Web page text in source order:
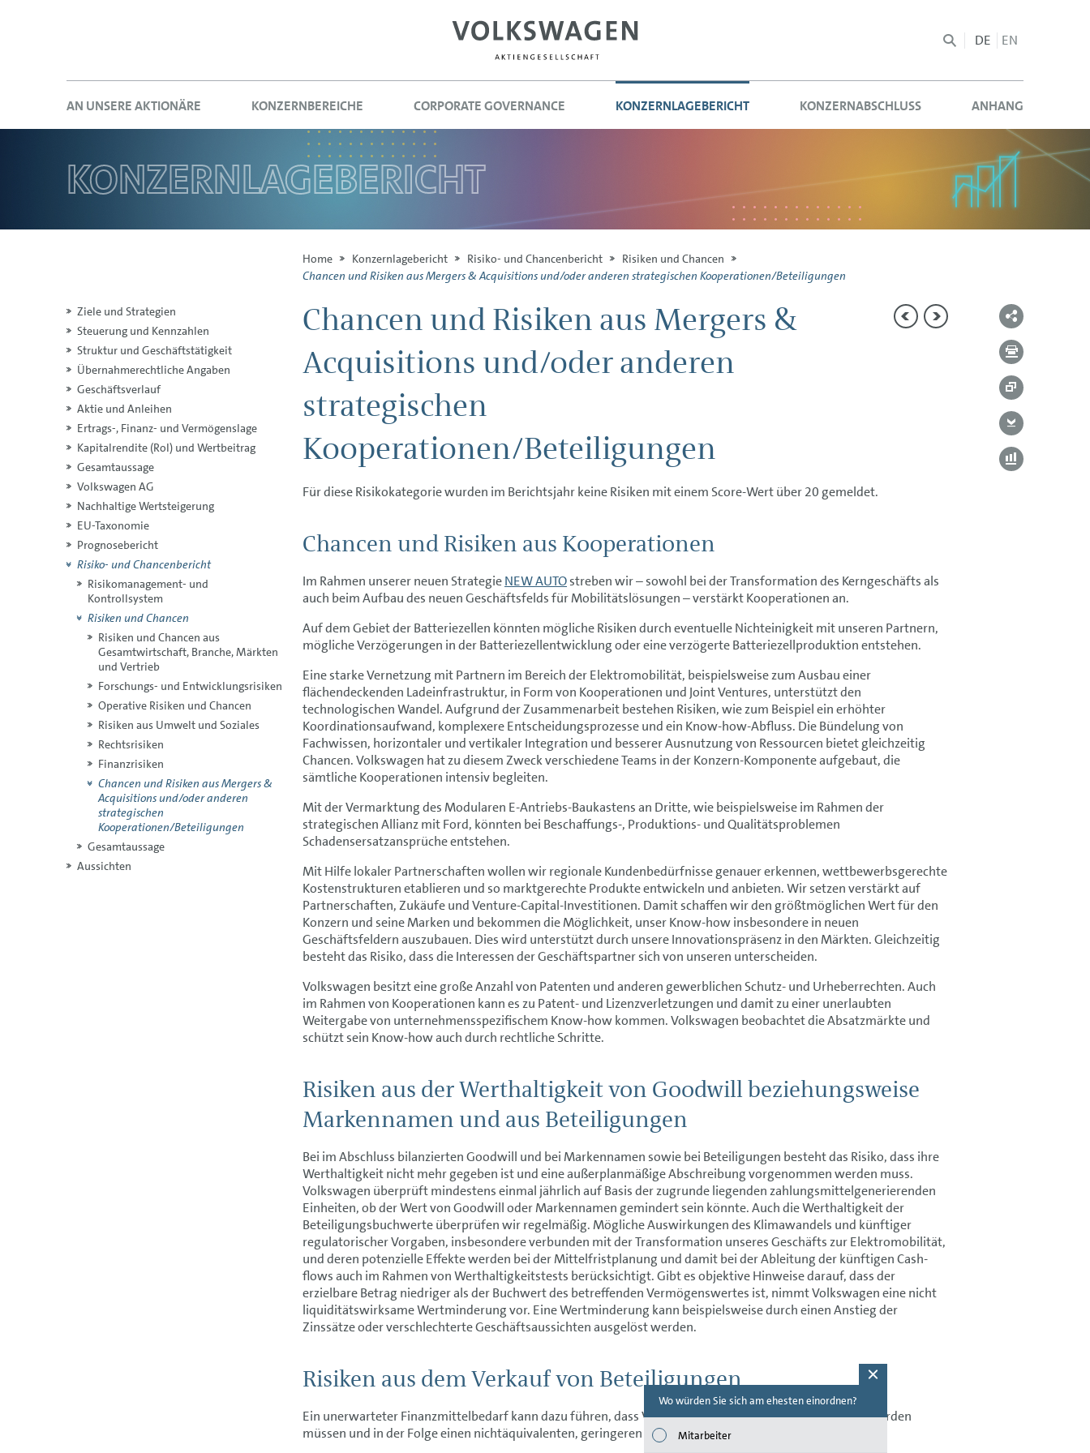
DE EN
Search: Submit
AN UNSERE AKTIONÄRE KONZERN­BEREICHE CORPORATE GOVERNANCE KONZERN­LAGEBERICHT KONZERN­ABSCHLUSS ANHANG
KONZERN­LAGEBERICHT
Home Konzern­lagebericht Risiko- und Chancenbericht Risiken und Chancen
Chancen und Risiken aus Mergers & Acquisitions und/oder anderen strategischen Kooperationen/Beteiligungen
Ziele und Strategien
Steuerung und Kennzahlen
Struktur und Geschäftstätigkeit
Übernahmerechtliche Angaben
Geschäftsverlauf
Aktie und Anleihen
Ertrags-, Finanz- und Vermögenslage
Kapitalrendite (RoI) und Wertbeitrag
Gesamtaussage
Volkswagen AG
Nachhaltige Wertsteigerung
EU-Taxonomie
Prognosebericht
Risiko- und Chancenbericht
Risikomanagement- und
Kontrollsystem
Risiken und Chancen
Risiken und Chancen aus
Gesamtwirtschaft, Branche, Märkten
und Vertrieb
Forschungs- und Entwicklungsrisiken
Operative Risiken und Chancen
Risiken aus Umwelt und Soziales
Rechtsrisiken
Finanzrisiken
Chancen und Risiken aus Mergers &
Acquisitions und/oder anderen
strategischen
Kooperationen/Beteiligungen
Gesamtaussage
Aussichten
Chancen und Risiken aus Mergers &
Acquisitions und/oder anderen
strategischen
Kooperationen/Beteiligungen
Finanzrisiken
Gesamtaussage zur Risiko-
Für diese Risikokategorie wurden im Berichtsjahr keine Risiken mit einem Score-Wert über 20 gemeldet.
Chancen und Risiken aus Kooperationen
Im Rahmen unserer neuen StrategieNEW AUTOstreben wir – sowohl bei der Transformation des Kerngeschäfts als
auch beim Aufbau des neuen Geschäftsfelds für Mobilitätslösungen – verstärkt Kooperationen an.
Auf dem Gebiet der Batteriezellen könnten mögliche Risiken durch eventuelle Nichteinigkeit mit unseren Partnern,
mögliche Verzögerungen in der Batteriezellentwicklung oder eine verzögerte Batteriezellproduktion entstehen.
Eine starke Vernetzung mit Partnern im Bereich der Elektromobilität, beispielsweise zum Ausbau einer
flächendeckenden Ladeinfrastruktur, in Form von Kooperationen und Joint Ventures, unterstützt den
technologischen Wandel. Aufgrund der Zusammenarbeit bestehen Risiken, wie zum Beispiel ein erhöhter
Koordinationsaufwand, komplexere Entscheidungsprozesse und ein Know-how-Abfluss. Die Bündelung von
Fachwissen, horizontaler und vertikaler Integration und besserer Ausnutzung von Ressourcen bietet gleichzeitig
Chancen. Volkswagen hat zu diesem Zweck verschiedene Teams in der Konzern-Komponente aufgebaut, die
sämtliche Kooperationen intensiv begleiten.
Mit der Vermarktung des Modularen E-Antriebs-Baukastens an Dritte, wie beispielsweise im Rahmen der
strategischen Allianz mit Ford, könnten bei Beschaffungs-, Produktions- und Qualitätsproblemen
Schadensersatzansprüche entstehen.
Mit Hilfe lokaler Partnerschaften wollen wir regionale Kundenbedürfnisse genauer erkennen, wettbewerbsgerechte
Kostenstrukturen etablieren und so marktgerechte Produkte entwickeln und anbieten. Wir setzen verstärkt auf
Partnerschaften, Zukäufe und Venture-Capital-Investitionen. Damit schaffen wir den größtmöglichen Wert für den
Konzern und seine Marken und bekommen die Möglichkeit, unser Know-how insbesondere in neuen
Geschäftsfeldern auszubauen. Dies wird unterstützt durch unsere Innovationspräsenz in den Märkten. Gleichzeitig
besteht das Risiko, dass die Interessen der Geschäftspartner sich von unseren unterscheiden.
Volkswagen besitzt eine große Anzahl von Patenten und anderen gewerblichen Schutz- und Urheberrechten. Auch
im Rahmen von Kooperationen kann es zu Patent- und Lizenzverletzungen und damit zu einer unerlaubten
Weitergabe von unternehmensspezifischem Know-how kommen. Volkswagen beobachtet die Absatzmärkte und
schützt sein Know-how auch durch rechtliche Schritte.
Risiken aus der Werthaltigkeit von Goodwill beziehungsweise
Markennamen und aus Beteiligungen
Bei im Abschluss bilanzierten Goodwill und bei Markennamen sowie bei Beteiligungen besteht das Risiko, dass ihre
Werthaltigkeit nicht mehr gegeben ist und eine außerplanmäßige Abschreibung vorgenommen werden muss.
Volkswagen überprüft mindestens einmal jährlich auf Basis der zugrunde liegenden zahlungsmittelgenerierenden
Einheiten, ob der Wert von Goodwill oder Markennamen gemindert sein könnte. Auch die Werthaltigkeit der
Beteiligungsbuchwerte überprüfen wir regelmäßig. Mögliche Auswirkungen des Klimawandels und künftiger
regulatorischer Vorgaben, insbesondere verbunden mit der Transformation unseres Geschäfts zur Elektromobilität,
und deren potenzielle Effekte werden bei der Mittelfristplanung und damit bei der Ableitung der künftigen Cash-
flows auch im Rahmen von Werthaltigkeitstests berücksichtigt. Gibt es objektive Hinweise darauf, dass der
erzielbare Betrag niedriger als der Buchwert des betreffenden Vermögenswertes ist, nimmt Volkswagen eine nicht
liquiditätswirksame Wertminderung vor. Eine Wertminderung kann beispielsweise durch einen Anstieg der
Zinssätze oder verschlechterte Geschäftsaussichten ausgelöst werden.
Risiken aus dem Verkauf von Beteiligungen
Ein unerwarteter Finanzmittelbedarf kann dazu führen, dass Vermögenswerte lagebedingt veräußert werden
müssen und in der Folge einen nichtäquivalenten, geringeren Erlös erzielen.
Wo würden Sie sich am ehesten einordnen?
Mitarbeiter
(Mehrfachnennungen möglich)